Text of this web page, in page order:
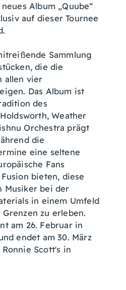
Album „Quube“
auf dieser Tournee
Sammlung
die die
allen vier
Das Album ist
des
Weather
Orchestra prägt
die
eine seltene
Fans
bieten, diese
Musiker bei der
in einem Umfeld
zu erleben.
am 26. Februar in
endet am 30. März
Scott's in